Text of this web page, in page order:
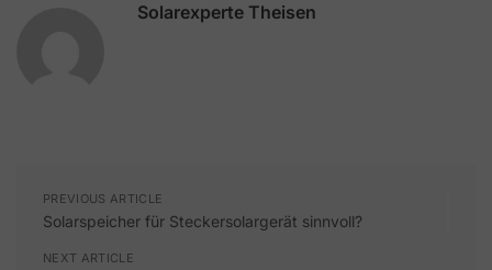
Solarexperte Theisen
PREVIOUS ARTICLE
Solarspeicher für Steckersolargerät sinnvoll?
NEXT ARTICLE